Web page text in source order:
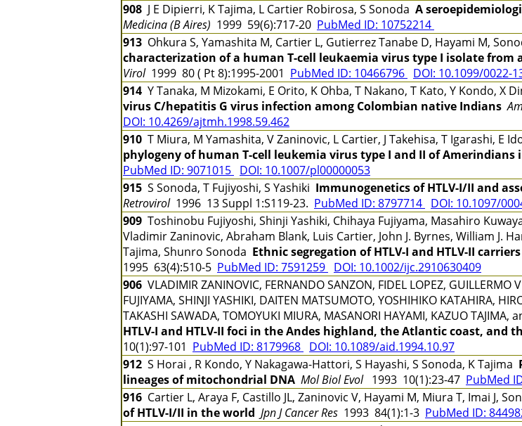
908 J E Dipierri, K Tajima, L Cartier Robirosa, S Sonoda A
Medicina (B Aires) 1999 59(6):717-20 PubMed ID: 10752214
913 Ohkura S, Yamashita M, Cartier L, Gutierrez Tanabe D, Hayami M,
characterization of a human T-cell leukaemia virus type I isolate from
Virol1999 80 ( Pt 8):1995-2001 PubMed ID: 10466796 DOI: 10.1099/0022-
914 Y Tanaka, M Mizokami, E Orito, K Ohba, T Nakano, T Kato, Y Kondo, X
virus C/hepatitis G virus infection among Colombian native Indians
DOI: 10.4269/ajtmh.1998.59.462
910 T Miura, M Yamashita, V Zaninovic, L Cartier, J Takehisa, T Igarashi, E
phylogeny of human T-cell leukemia virus type I and II of Amerindians
PubMed ID: 9071015 DOI: 10.1007/pl00000053
915 S Sonoda, T Fujiyoshi, S Yashiki Immunogenetics of HTLV-I/II and
Retrovirol1996 13 Suppl 1:S119-23. PubMed ID: 8797714 DOI: 10.1097/
909 Toshinobu Fujiyoshi, Shinji Yashiki, Chihaya Fujiyama, Masahiro
Vladimir Zaninovic, Abraham Blank, Luis Cartier, John J. Byrnes, William J.
Tajima, Shunro Sonoda Ethnic segregation of HTLV-I and HTLV-II
1995 63(4):510-5 PubMed ID: 7591259 DOI: 10.1002/ijc.2910630409
906 VLADIMIR ZANINOVIC, FERNANDO SANZON, FIDEL LOPEZ, GUILLERMO
FUJIYAMA, SHINJI YASHIKI, DAITEN MATSUMOTO, YOSHIHIKO KATAHIRA,
TAKASHI SAWADA, TOMOYUKI MIURA, MASANORI HAYAMI, KAZUO TAJIMA,
HTLV-I and HTLV-II foci in the Andes highland, the Atlantic coast, and
10(1):97-101 PubMed ID: 8179968 DOI: 10.1089/aid.1994.10.97
912 S Horai , R Kondo, Y Nakagawa-Hattori, S Hayashi, S Sonoda, K Tajima
lineages of mitochondrial DNA Mol Biol Evol 1993 10(1):23-47 PubMed
916 Cartier L, Araya F, Castillo JL, Zaninovic V, Hayami M, Miura T, Imai J,
of HTLV-I/II in the world Jpn J Cancer Res 1993 84(1):1-3 PubMed ID: